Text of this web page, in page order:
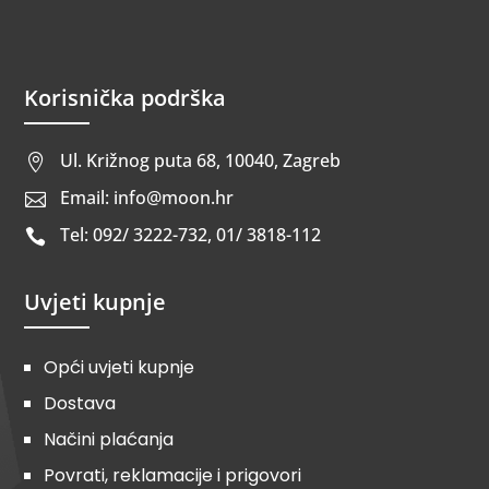
Korisnička podrška
 Ul. Križnog puta 68, 10040, Zagreb
 Email: info@moon.hr
 Tel: 092/ 3222-732, 01/ 3818-112
Uvjeti kupnje
Opći uvjeti kupnje
Dostava
Načini plaćanja
Povrati, reklamacije i prigovori